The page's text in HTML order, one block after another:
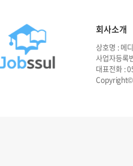
회사소개
상호명 : 메
사업자등
대표전화 :
Copyright©